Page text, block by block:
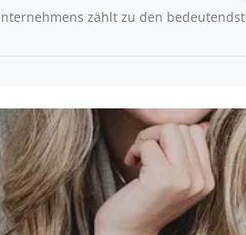
zählt zu den